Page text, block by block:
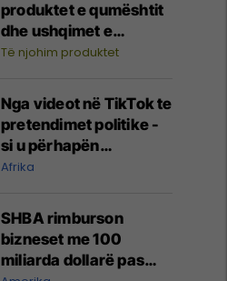
produktet e qumështit
dhe ushqimet e
përpunuara: Çfarë
sasinë dhe ndikimin në
shëndet?
Të njohim produktet
Nga videot në TikTok te
pretendimet politike -
si u përhapën
dezinformatat gjatë
Afrika
SHBA rimburson
bizneset me 100
miliarda dollarë pas